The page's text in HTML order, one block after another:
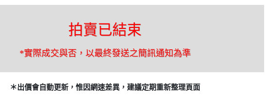
拍賣已結束
*實際成交與否，以最終發送之簡訊通知為準
＊出價會自動更新，惟因網速差異，建議定期重新整理頁面